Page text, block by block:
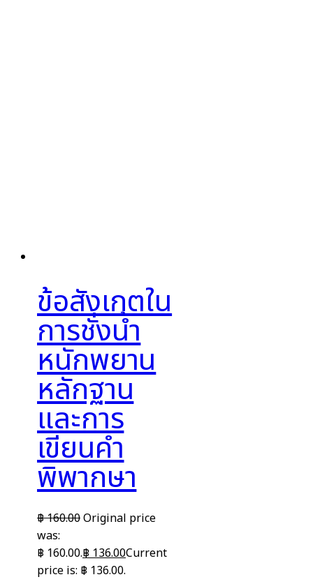
ข้อสังเกตใน
การชั่งน้ำ
หนักพยาน
หลักฐาน
และการ
เขียนคำ
พิพากษา
฿160.00Original price
was:
฿ 160.00.฿ 136.00Current
price is: ฿ 136.00.